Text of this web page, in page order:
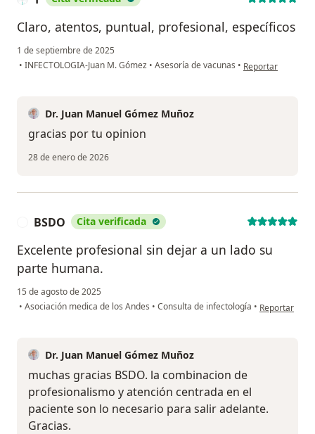
Claro, atentos, puntual, profesional, específicos
1 de septiembre de 2025
• INFECTOLOGIA-Juan M. Gómez • Asesoría de vacunas • en opinión del
Reportar
Dr. Juan Manuel Gómez Muñoz
gracias por tu opinion
28 de enero de 2026
BSDO Cita verificada
Excelente profesional sin dejar a un lado su
parte humana.
15 de agosto de 2025
• Asociación medica de los Andes • Consulta de infectología • en opinión
Reportar
Dr. Juan Manuel Gómez Muñoz
muchas gracias BSDO. la combinacion de
profesionalismo y atención centrada en el
paciente son lo necesario para salir adelante.
Gracias.